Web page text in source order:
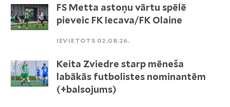
FS Metta astoņu vārtu spēlē
pieveic FK Iecava/FK Olaine
IEVIETOTS 02.08.26.
Keita Zviedre starp mēneša
labākās futbolistes nominantēm
(+balsojums)